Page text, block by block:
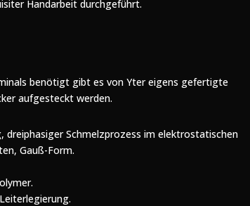
Handarbeit durchgeführt.
benötigt gibt es von Yter eigens gefertigte
aufgesteckt werden.
dreiphasiger Schmelzprozess im elektrostatischen
Gauß-Form.